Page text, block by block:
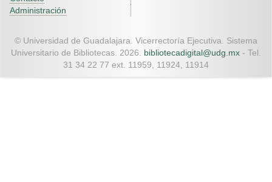
Administración
© Universidad de Guadalajara. Vicerrectoría Ejecutiva. Sistema
Universitario de Bibliotecas. 2026. bibliotecadigital@udg.mx - Tel.
31 34 22 77 ext. 11959, 11924, 11914